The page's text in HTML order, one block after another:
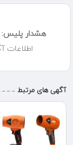
هشدار پلیس:
آگهی های مرتبط